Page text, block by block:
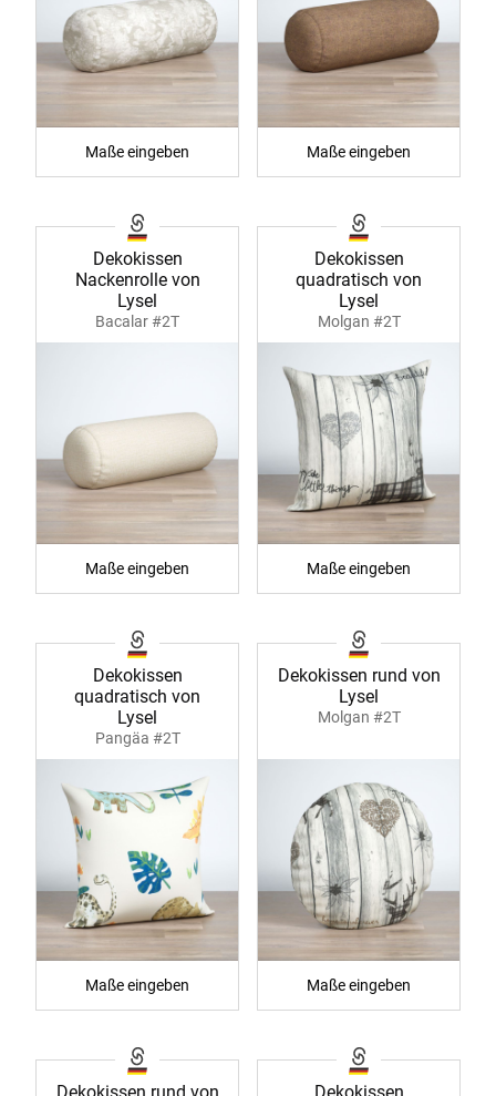
Maße eingeben Maße eingeben
Dekokissen
Nackenrolle von
Lysel
Bacalar #2T
Maße eingeben
Dekokissen
quadratisch von
Lysel
Molgan #2T
Maße eingeben
Dekokissen
quadratisch von
Lysel
Pangäa #2T
Maße eingeben
Dekokissen rund von
Lysel
Molgan #2T
Maße eingeben